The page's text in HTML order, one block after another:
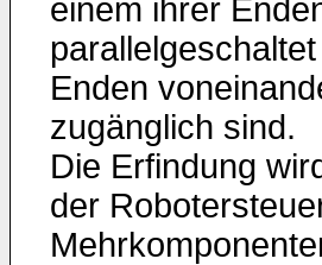
einem ihrer
Enden
zugänglich sind.
Die Erfindung
der